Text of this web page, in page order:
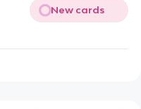
New cards